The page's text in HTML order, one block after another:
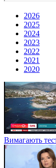
2026
2025
2024
2023
2022
2021
2020
Вимагають